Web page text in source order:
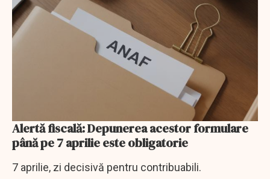
Alertă fiscală: Depunerea acestor formulare
până pe 7 aprilie este obligatorie
7 aprilie, zi decisivă pentru contribuabili.